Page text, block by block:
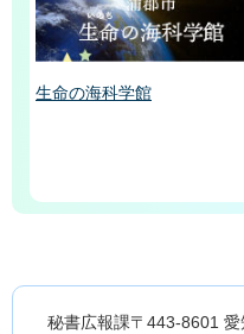
生命の海科学館
秘書広報課〒443-8601